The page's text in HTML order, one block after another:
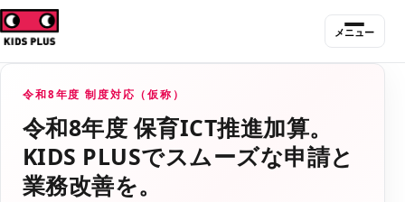
メニュー
令和8年度 制度対応（仮称）
令和8年度 保育ICT推進加算。
KIDS PLUSでスムーズな申請と
業務改善を。